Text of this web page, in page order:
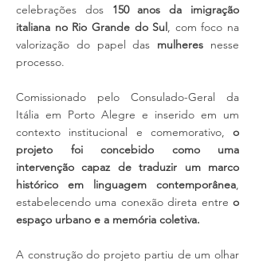
celebrações dos 150 anos da imigração
italiana no Rio Grande do Sul, com foco na
valorização do papel das mulheres nesse
processo.
Comissionado pelo Consulado-Geral da
Itália em Porto Alegre e inserido em um
contexto institucional e comemorativo, o
projeto foi concebido como uma
intervenção capaz de traduzir um marco
histórico em linguagem contemporânea,
estabelecendo uma conexão direta entre o
espaço urbano e a memória coletiva.
A construção do projeto partiu de um olhar